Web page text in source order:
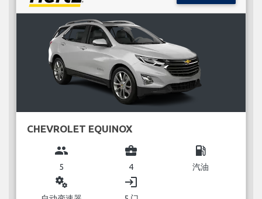
CHEVROLET EQUINOX
group
5
business_center
4
local_gas_station
汽油
miscellaneous_services login